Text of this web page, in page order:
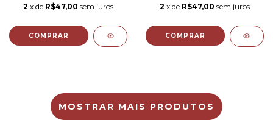
2 x de R$47,00 sem juros
COMPRAR
2 x de R$47,00 sem juros
COMPRAR
MOSTRAR MAIS PRODUTOS